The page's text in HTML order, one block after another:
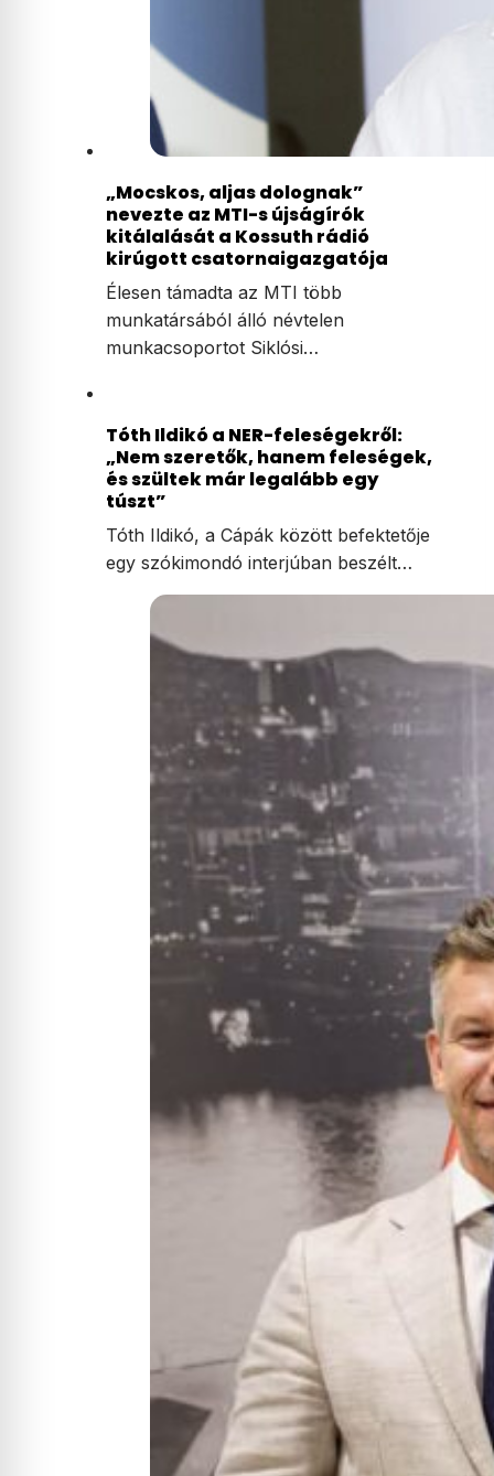
„Mocskos, aljas dolognak”
nevezte az MTI-s újságírók
kitálalását a Kossuth rádió
kirúgott csatornaigazgatója
Élesen támadta az MTI több
munkatársából álló névtelen
munkacsoportot Siklósi…
Tóth Ildikó a NER-feleségekről:
„Nem szeretők, hanem feleségek,
és szültek már legalább egy
túszt”
Tóth Ildikó, a Cápák között befektetője
egy szókimondó interjúban beszélt…